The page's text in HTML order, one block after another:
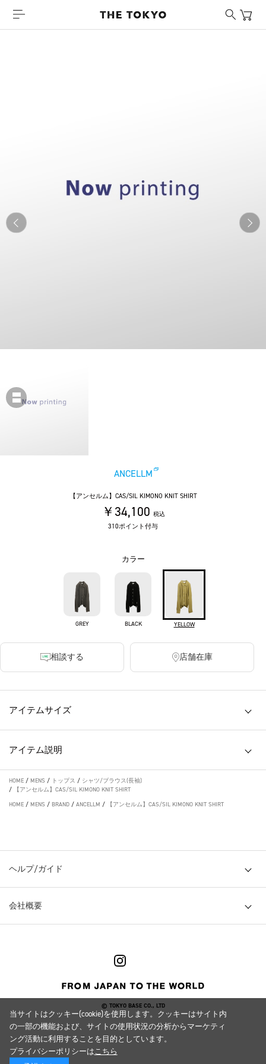
ANCELLM
【アンセルム】CAS/SIL KIMONO KNIT SHIRT
￥34,100 税込
310ポイント付与
カラー
GREY BLACK YELLOW
相談する 店舗在庫
アイテムサイズ
アイテム説明
HOME / MENS / トップス / シャツ/ブラウス(長袖)
/
【アンセルム】CAS/SIL KIMONO KNIT SHIRT
HOME / MENS / BRAND / ANCELLM / 【アンセルム】CAS/SIL KIMONO KNIT SHIRT
ヘルプ/ガイド
会社概要
© TOKYO BASE CO., LTD
当サイトはクッキー(cookie)を使用します。クッキーはサイト内
の一部の機能および、サイトの使用状況の分析からマーケティ
ング活動に利用することを目的としています。
プライバシーポリシーはこちら